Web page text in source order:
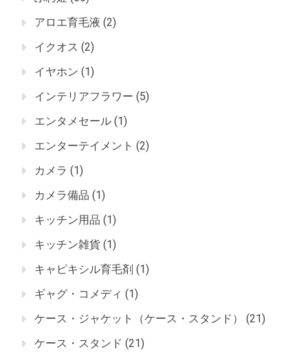
アロエ育毛液 (2)
イクオス (2)
イヤホン (1)
インテリアフラワー (5)
エンタメセール (1)
エンターテイメント (2)
カメラ (1)
カメラ備品 (1)
キッチン用品 (1)
キッチン雑貨 (1)
キャピキシル育毛剤 (1)
ギャグ・コメディ (1)
ケース・ジャケット（ケース・スタンド）
(21)
ケース・スタンド (21)